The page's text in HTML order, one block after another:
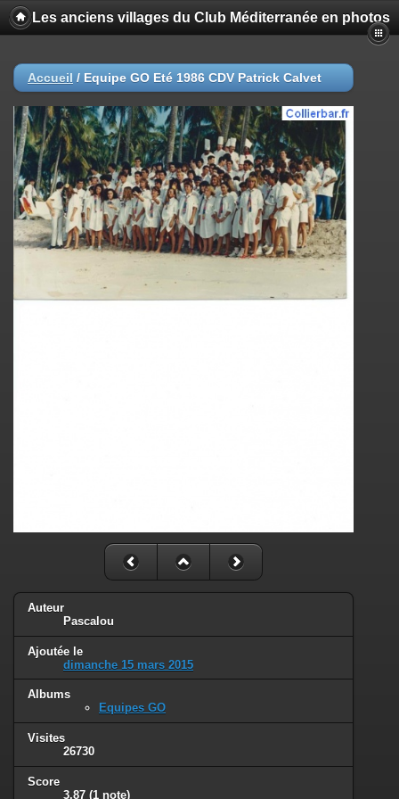
Les anciens villages du Club Méditerranée en photos
Accueil / Equipe GO Eté 1986 CDV Patrick Calvet
Auteur
Pascalou
Ajoutée le
dimanche 15 mars 2015
Albums
Equipes GO
Visites
26730
Score
3.87 (1 note)